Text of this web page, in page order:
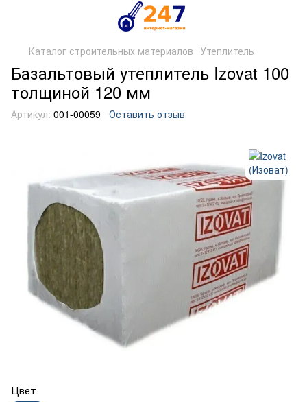
Каталог строительных материалов Утеплитель
Базальтовый утеплитель Izovat 100
толщиной 120 мм
Артикул: 001-00059 Оставить отзыв
Цвет